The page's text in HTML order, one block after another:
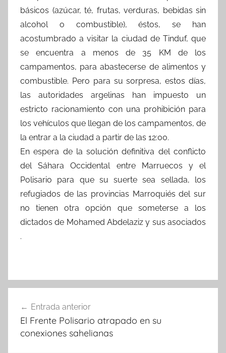
básicos (azúcar, té, frutas, verduras, bebidas sin
alcohol o combustible), éstos, se han
acostumbrado a visitar la ciudad de Tinduf, que
se encuentra a menos de 35 KM de los
campamentos, para abastecerse de alimentos y
combustible. Pero para su sorpresa, estos días,
las autoridades argelinas han impuesto un
estricto racionamiento con una prohibición para
los vehículos que llegan de los campamentos, de
la entrar a la ciudad a partir de las 12:00.
En espera de la solución definitiva del conflicto
del Sáhara Occidental entre Marruecos y el
Polisario para que su suerte sea sellada, los
refugiados de las provincias Marroquiés del sur
no tienen otra opción que someterse a los
dictados de Mohamed Abdelaziz y sus asociados
.
de
entradas
Entrada anterior
El Frente Polisario atrapado en su
conexiones sahelianas